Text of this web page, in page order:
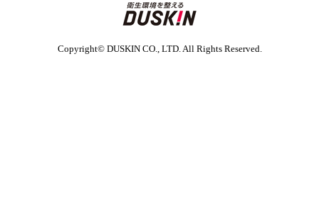
Copyright© DUSKIN CO., LTD. All Rights Reserved.